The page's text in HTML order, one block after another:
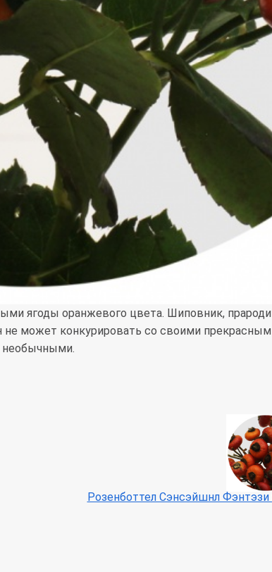
ягоды оранжевого цвета. Шиповник,
может конкурировать со своими
необычными.
Розенботтел Сэнсэйшнл